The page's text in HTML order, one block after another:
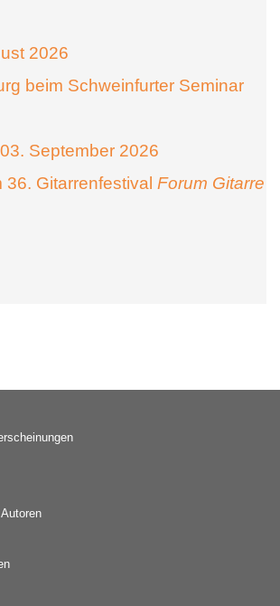
2026
beim Schweinfurter Seminar
September 2026
36. Gitarrenfestival Forum Gitarre